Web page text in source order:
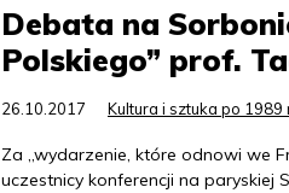
Debata na
Polskiego” prof.
26.10.2017 Kultura i sztuka po 1989
Za „wydarzenie, które odnowi we
uczestnicy konferencji na paryskiej